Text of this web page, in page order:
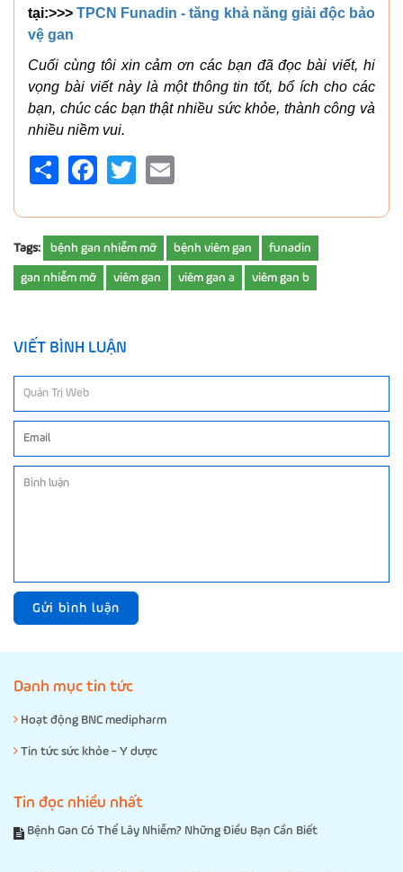
tại:>>> TPCN Funadin - tăng khả năng giải độc bảo
vệ gan
Cuối cùng tôi xin cảm ơn các bạn đã đọc bài viết, hi
vọng bài viết này là một thông tin tốt, bổ ích cho các
bạn, chúc các bạn thật nhiều sức khỏe, thành công và
nhiều niềm vui.
Share FacebookTwitter
Tags: bệnh gan nhiễm mỡ bệnh viêm gan funadin
gan nhiễm mỡ viêm gan viêm gan a viêm gan b
VIẾT BÌNH LUẬN
Gửi bình luận
Danh mục tin tức
Hoạt động BNC medipharm
Tin tức sức khỏe - Y dược
Tin đọc nhiều nhất
Bệnh Gan Có Thể Lây Nhiễm? Những Điều Bạn Cần Biết